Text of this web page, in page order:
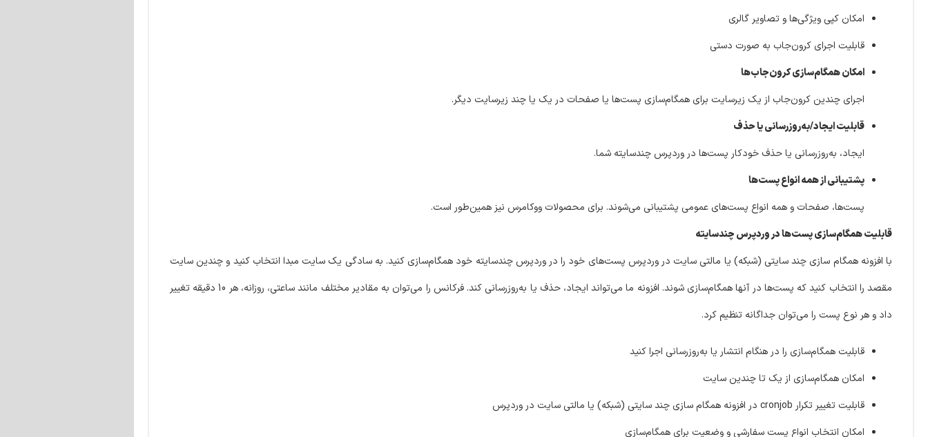
امکان کپی ویژگی‌ها و تصاویر گالری
قابلیت اجرای کرون‌جاب به صورت دستی
امکان همگام‌سازی کرون‌جاب‌ها
اجرای چندین کرون‌جاب از یک زیرسایت برای همگام‌سازی پست‌ها یا صفحات در یک یا چند زیرسایت دیگر.
قابلیت ایجاد/به‌روزرسانی یا حذف
ایجاد، به‌روزرسانی یا حذف خودکار پست‌ها در وردپرس چندسایته شما.
پشتیبانی از همه انواع پست‌ها
پست‌ها، صفحات و همه انواع پست‌های عمومی پشتیبانی می‌شوند. برای محصولات ووکامرس نیز همین‌طور است.
قابلیت همگام‌سازی پست‌ها در وردپرس چندسایته
با افزونه همگام سازی چند سایتی (شبکه) یا مالتی سایت در وردپرس پست‌های خود را در وردپرس چندسایته خود همگام‌سازی کنید. به سادگی یک سایت مبدا انتخاب کنید و چندین سایت
مقصد را انتخاب کنید که پست‌ها در آنها همگام‌سازی شوند. افزونه ما می‌تواند ایجاد، حذف یا به‌روزرسانی کند. فرکانس را می‌توان به مقادیر مختلف مانند ساعتی، روزانه، هر 10 دقیقه تغییر
داد و هر نوع پست را می‌توان جداگانه تنظیم کرد.
قابلیت همگام‌سازی را در هنگام انتشار یا به‌روزرسانی اجرا کنید
امکان همگام‌سازی از یک تا چندین سایت
قابلیت تغییر تکرار cronjob در افزونه همگام سازی چند سایتی (شبکه) یا مالتی سایت در وردپرس
امکان انتخاب انواع پست سفارشی و وضعیت برای همگام‌سازی